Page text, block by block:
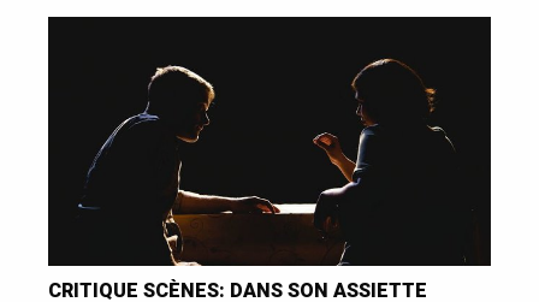
CRITIQUE SCÈNES: DANS SON ASSIETTE